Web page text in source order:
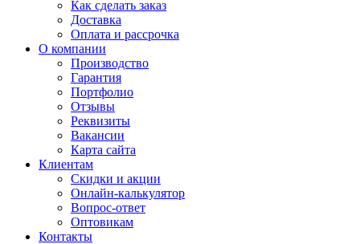
Как сделать заказ
Доставка
Оплата и рассрочка
О компании
Производство
Гарантия
Портфолио
Отзывы
Реквизиты
Вакансии
Карта сайта
Клиентам
Скидки и акции
Онлайн-калькулятор
Вопрос-ответ
Оптовикам
Контакты